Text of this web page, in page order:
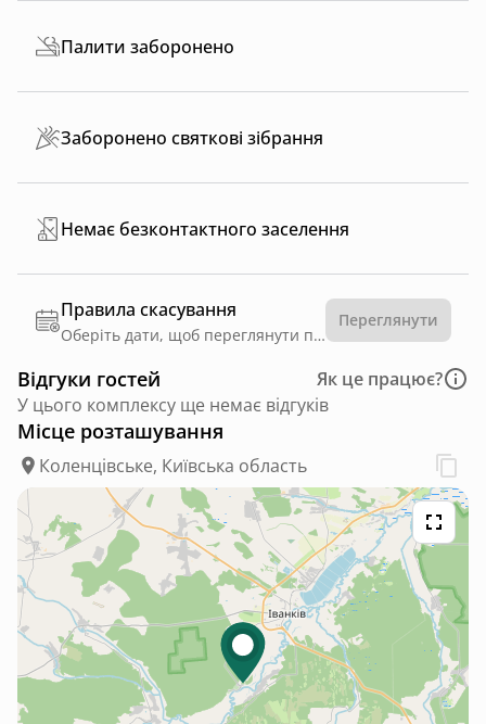
Палити заборонено
Заборонено святкові зібрання
Немає безконтактного заселення
Правила скасування
Оберіть дати, щоб переглянути правила
Переглянути
Відгуки гостей
Як це працює?
У цього комплексу ще немає відгуків
Місце розташування
Коленцівське, Київська область